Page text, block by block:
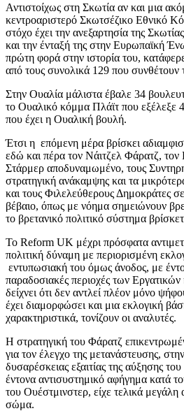
Αντιστοίχως στη Σκωτία αν και μια
κεντροαριστερό Σκωτσέζικο Εθνικό
στόχο έχει την ανεξαρτησία της
και την ένταξή της στην Ευρωπαϊκή
πρώτη φορά στην ιστορία του,
από τους συνολικά 129 που συνθέτουν
Στην Ουαλία μάλιστα έβαλε 34
το Ουαλικό κόμμα Πλάϊτ που εξέλεξε
που έχει η Ουαλική βουλή.
Έτσι η επόμενη μέρα βρίσκει
εδώ και πέρα τον Νάιτζελ Φάρατζ,
Στάρμερ αποδυναμωμένο, τους
στρατηγική ανάκαμψης και τα
και τους Φιλελεύθερους Δημοκράτες
βέβαιο, όπως με νόημα σημειώνουν
το βρετανικό πολιτικό σύστημα
Το Reform UK μέχρι πρόσφατα
πολιτική δύναμη με περιορισμένη
εντυπωσιακή του όμως άνοδος, με
παραδοσιακές περιοχές των
δείχνει ότι δεν αντλεί πλέον μόνο
έχει διαμορφώσει και μια εκλογική
χαρακτηριστικά, τονίζουν οι αναλυτές.
Η στρατηγική του Φάρατζ
για τον έλεγχο της μετανάστευσης,
δυσαρέσκειας εξαιτίας της αύξησης
έντονα αντισυστημικό αφήγημα κατά
του Ουέστμινστερ, είχε τελικά
σώμα.